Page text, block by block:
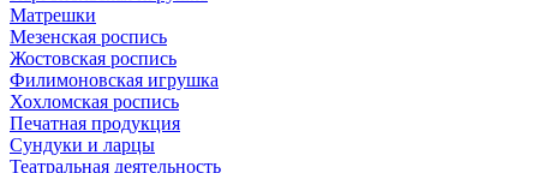
Матрешки
Мезенская роспись
Жостовская роспись
Филимоновская игрушка
Хохломская роспись
Печатная продукция
Сундуки и ларцы
Театральная деятельность